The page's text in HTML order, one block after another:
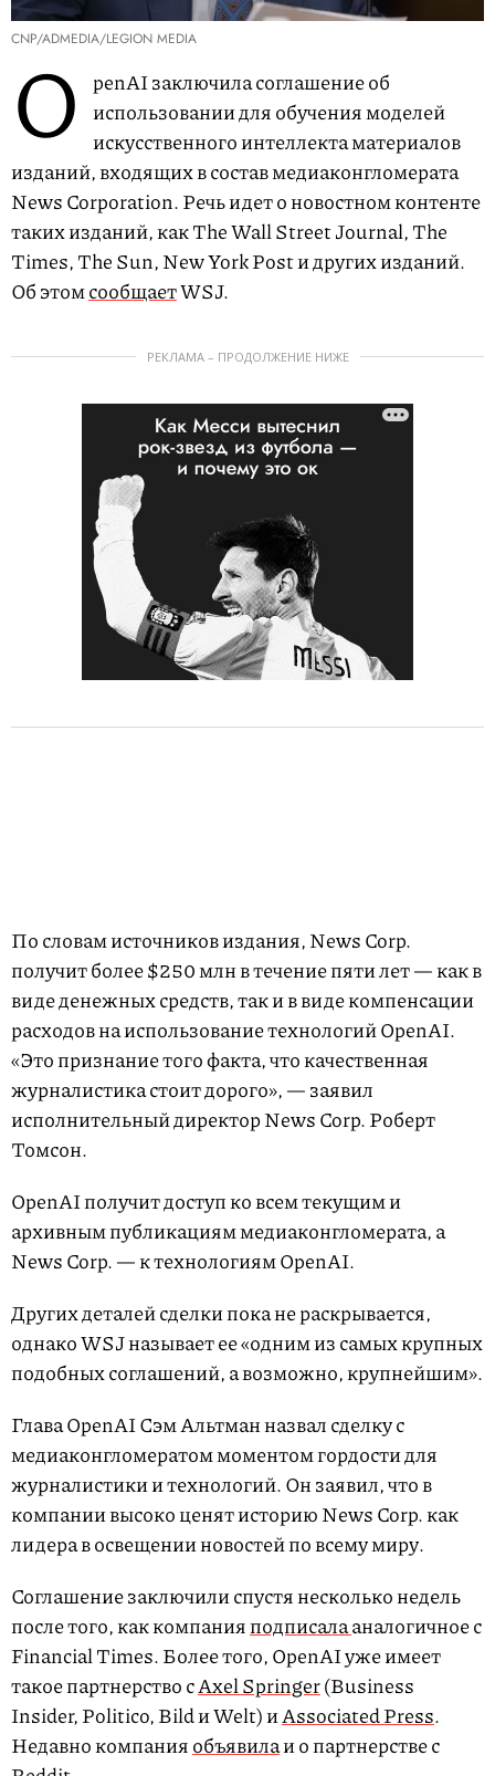
CNP/ADMEDIA/LEGION MEDIA
O
penAI заключила соглашение об
использовании для обучения моделей
искусственного интеллекта материалов
изданий, входящих в состав медиаконгломерата
News Corporation. Речь идет о новостном контенте
таких изданий, как The Wall Street Journal, The
Times, The Sun, New York Post и других изданий.
Об этомсообщаетWSJ.
РЕКЛАМА – ПРОДОЛЖЕНИЕ НИЖЕ
По словам источников издания, News Corp.
получит более $250 млн в течение пяти лет — как в
виде денежных средств, так и в виде компенсации
расходов на использование технологий OpenAI.
«Это признание того факта, что качественная
журналистика стоит дорого», — заявил
исполнительный директор News Corp. Роберт
Томсон.
OpenAI получит доступ ко всем текущим и
архивным публикациям медиаконгломерата, а
News Corp. — к технологиям OpenAI.
Других деталей сделки пока не раскрывается,
однако WSJ называет ее «одним из самых крупных
подобных соглашений, а возможно, крупнейшим».
Глава OpenAI Сэм Альтман назвал сделку с
медиаконгломератом моментом гордости для
журналистики и технологий. Он заявил, что в
компании высоко ценят историю News Corp. как
лидера в освещении новостей по всему миру.
Соглашение заключили спустя несколько недель
после того, как компанияподписалааналогичное с
Financial Times. Более того, OpenAI уже имеет
такое партнерство сAxel Springer(Business
Insider, Politico, Bild и Welt) иAssociated Press.
Недавно компанияобъявилаи о партнерстве с